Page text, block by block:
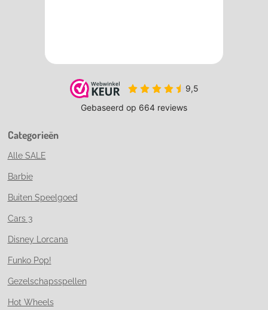
Categorieën
Alle SALE
Barbie
Buiten Speelgoed
Cars 3
Disney Lorcana
Funko Pop!
Gezelschapsspellen
Hot Wheels